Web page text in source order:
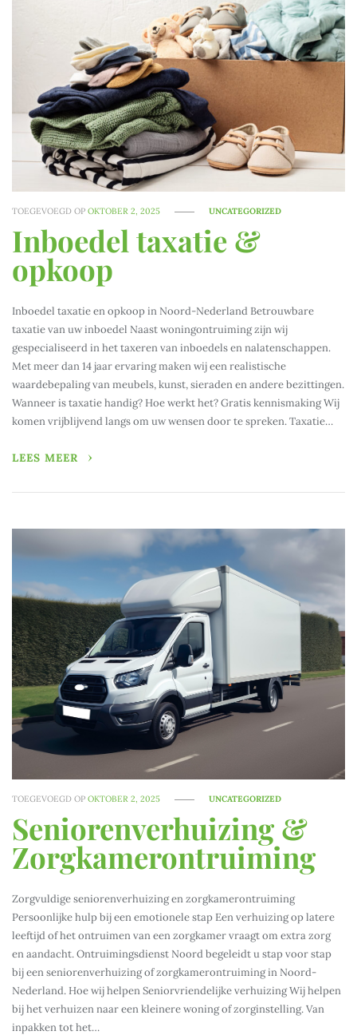
TOEGEVOEGD OPOKTOBER 2, 2025 UNCATEGORIZED
Inboedel taxatie &
opkoop
Inboedel taxatie en opkoop in Noord-Nederland Betrouwbare
taxatie van uw inboedel Naast woningontruiming zijn wij
gespecialiseerd in het taxeren van inboedels en nalatenschappen.
Met meer dan 14 jaar ervaring maken wij een realistische
waardebepaling van meubels, kunst, sieraden en andere bezittingen.
Wanneer is taxatie handig? Hoe werkt het? Gratis kennismaking Wij
komen vrijblijvend langs om uw wensen door te spreken. Taxatie…
LEES MEER
TOEGEVOEGD OPOKTOBER 2, 2025 UNCATEGORIZED
Seniorenverhuizing &
Zorgkamerontruiming
Zorgvuldige seniorenverhuizing en zorgkamerontruiming
Persoonlijke hulp bij een emotionele stap Een verhuizing op latere
leeftijd of het ontruimen van een zorgkamer vraagt om extra zorg
en aandacht. Ontruimingsdienst Noord begeleidt u stap voor stap
bij een seniorenverhuizing of zorgkamerontruiming in Noord-
Nederland. Hoe wij helpen Seniorvriendelijke verhuizing Wij helpen
bij het verhuizen naar een kleinere woning of zorginstelling. Van
inpakken tot het…